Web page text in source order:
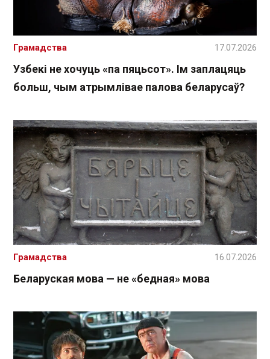
Узбекі не хочуць «па пяцьсот». Ім заплацяць
больш, чым атрымлівае палова беларусаў?
Грамадства 17.07.2026
Беларуская мова — не «бедная» мова
Грамадства 16.07.2026